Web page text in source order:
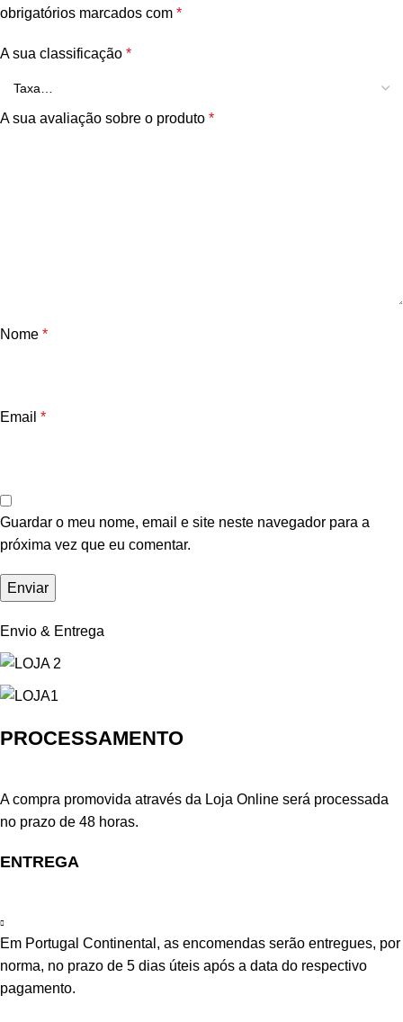
obrigatórios marcados com *
A sua classificação *
A sua avaliação sobre o produto *
Nome *
Email *
Guardar o meu nome, email e site neste navegador para a
próxima vez que eu comentar.
Envio & Entrega
PROCESSAMENTO
A compra promovida através da Loja Online será processada
no prazo de 48 horas.
ENTREGA
Em Portugal Continental, as encomendas serão entregues, por
norma, no prazo de 5 dias úteis após a data do respectivo
pagamento.